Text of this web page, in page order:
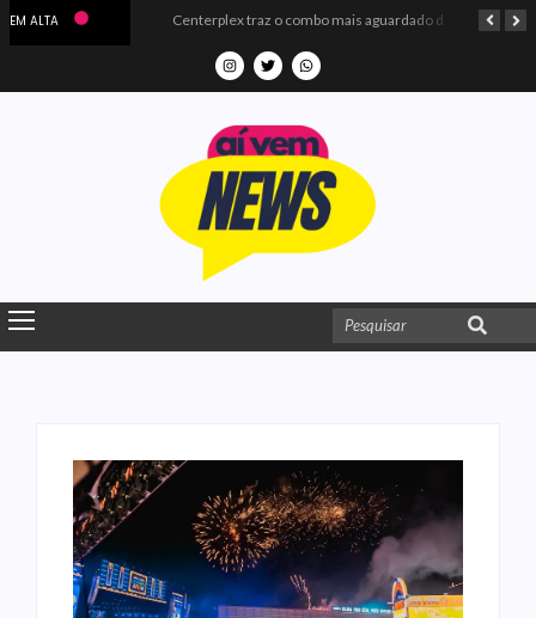
EM ALTA